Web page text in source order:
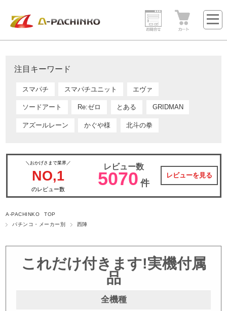
注目キーワード
スマパチ スマパチユニット エヴァ
ソードアート Re:ゼロ とある GRIDMAN
アズールレーン かぐや様 北斗の拳
＼おかげさまで業界／
NO,1
のレビュー数
レビュー数
5070 件
レビューを見る
A-PACHINKO TOP
パチンコ・メーカー別
西陣
これだけ付きます!実機付属
品
全機種